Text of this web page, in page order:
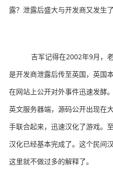
露？泄露后盛大与开发商又发生
吉军记得在2002年9月，
是开发商泄露后传至英国，英国
在网站上公开对外事件迅速发酵
英文服务器端，源码公开出现在
手联合起来，迅速汉化了游戏。
汉化已经基本完成了。这个民间
这里就不做过多的解释了。